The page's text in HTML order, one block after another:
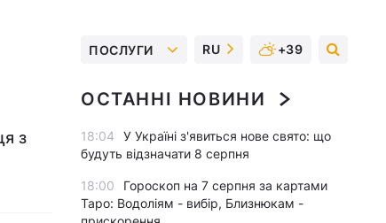
ПОСЛУГИ RU +39
з
ОСТАННІ НОВИНИ
18:04
У Україні з'явиться нове свято: що
будуть відзначати 8 серпня
18:00
Гороскоп на 7 серпня за картами
Таро: Водоліям - вибір, Близнюкам -